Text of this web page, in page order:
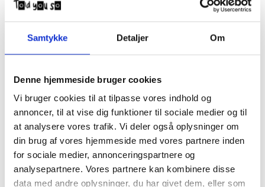
Samtykke Detaljer Om
Denne hjemmeside bruger cookies
Vi bruger cookies til at tilpasse vores indhold og
annoncer, til at vise dig funktioner til sociale medier og til
at analysere vores trafik. Vi deler også oplysninger om
din brug af vores hjemmeside med vores partnere inden
for sociale medier, annonceringspartnere og
analysepartnere. Vores partnere kan kombinere disse
data med andre oplysninger, du har givet dem, eller som
Kickflip Misty Sky
DKK 800,00
Backpack Graphite